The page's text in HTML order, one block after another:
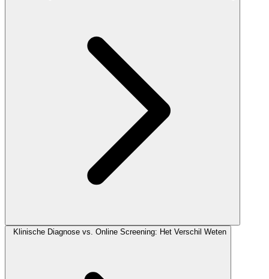
Klinische Diagnose vs. Online Screening: Het Verschil Weten